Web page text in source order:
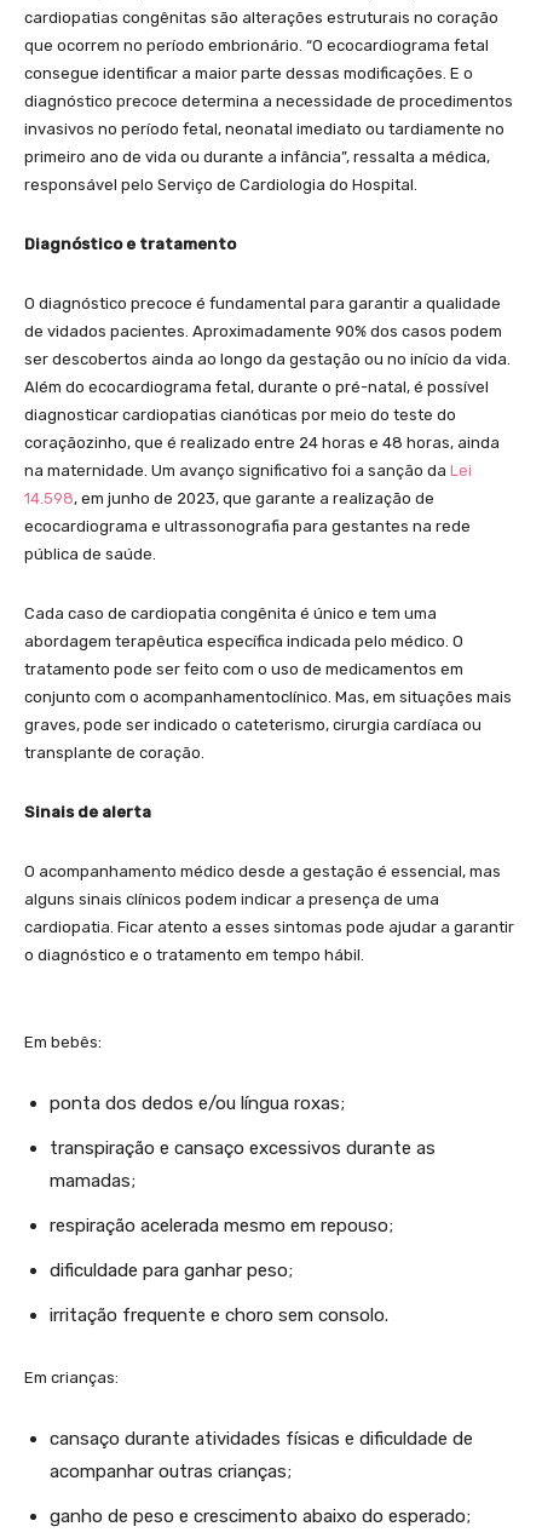
cardiopatias congênitas são alterações estruturais no coração
que ocorrem no período embrionário. “O ecocardiograma fetal
consegue identificar a maior parte dessas modificações. E o
diagnóstico precoce determina a necessidade de procedimentos
invasivos no período fetal, neonatal imediato ou tardiamente no
primeiro ano de vida ou durante a infância”, ressalta a médica,
responsável pelo Serviço de Cardiologia do Hospital.
Diagnóstico e tratamento
O diagnóstico precoce é fundamental para garantir a qualidade
de vidados pacientes. Aproximadamente 90% dos casos podem
ser descobertos ainda ao longo da gestação ou no início da vida.
Além do ecocardiograma fetal, durante o pré-natal, é possível
diagnosticar cardiopatias cianóticas por meio do teste do
coraçãozinho, que é realizado entre 24 horas e 48 horas, ainda
na maternidade. Um avanço significativo foi a sanção da Lei
14.598, em junho de 2023, que garante a realização de
ecocardiograma e ultrassonografia para gestantes na rede
pública de saúde.
Cada caso de cardiopatia congênita é único e tem uma
abordagem terapêutica específica indicada pelo médico. O
tratamento pode ser feito com o uso de medicamentos em
conjunto com o acompanhamentoclínico. Mas, em situações mais
graves, pode ser indicado o cateterismo, cirurgia cardíaca ou
transplante de coração.
Sinais de alerta
O acompanhamento médico desde a gestação é essencial, mas
alguns sinais clínicos podem indicar a presença de uma
cardiopatia. Ficar atento a esses sintomas pode ajudar a garantir
o diagnóstico e o tratamento em tempo hábil.
Em bebês:
ponta dos dedos e/ou língua roxas;
transpiração e cansaço excessivos durante as
mamadas;
respiração acelerada mesmo em repouso;
dificuldade para ganhar peso;
irritação frequente e choro sem consolo.
Em crianças:
cansaço durante atividades físicas e dificuldade de
acompanhar outras crianças;
ganho de peso e crescimento abaixo do esperado;